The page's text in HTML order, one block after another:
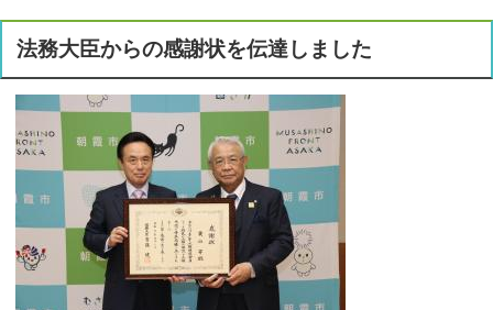
法務大臣からの感謝状を伝達しました